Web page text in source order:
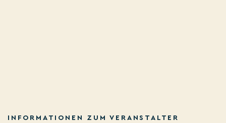
INFORMATIONEN ZUM VERANSTALTER